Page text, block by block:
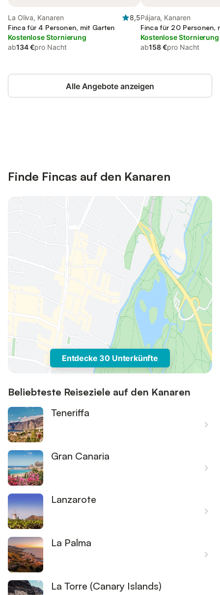
La Oliva, Kanaren
8,5
Finca für 4 Personen, mit Garten
Kostenlose Stornierung
ab134 €pro Nacht
Pájara, Kanaren
Finca für 20 Personen,
Kostenlose Stornierung
ab158 €pro Nacht
Alle Angebote anzeigen
Finde Fincas auf den Kanaren
Entdecke 30 Unterkünfte
Beliebteste Reiseziele auf den Kanaren
Teneriffa
Gran Canaria
Lanzarote
La Palma
La Torre (Canary Islands)